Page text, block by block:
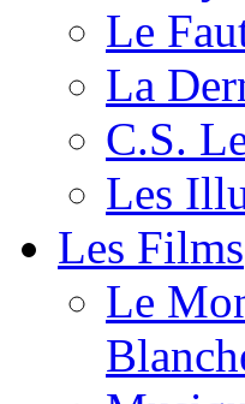
Le
La
C.S.
Les
Les Films
Le